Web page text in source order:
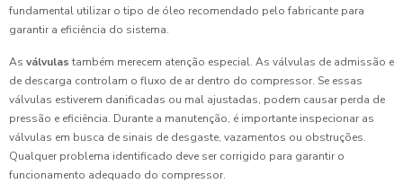
fundamental utilizar o tipo de óleo recomendado pelo fabricante para
garantir a eficiência do sistema.
As válvulas também merecem atenção especial. As válvulas de admissão e
de descarga controlam o fluxo de ar dentro do compressor. Se essas
válvulas estiverem danificadas ou mal ajustadas, podem causar perda de
pressão e eficiência. Durante a manutenção, é importante inspecionar as
válvulas em busca de sinais de desgaste, vazamentos ou obstruções.
Qualquer problema identificado deve ser corrigido para garantir o
funcionamento adequado do compressor.